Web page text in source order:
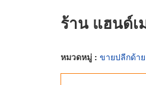
ร้าน แฮนด์
หมวดหมู่ : ขายปลีกด้า